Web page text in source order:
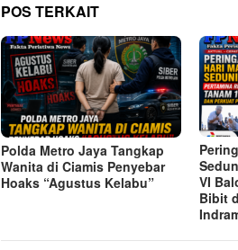
POS TERKAIT
Polda Metro Jaya Tangkap
Wanita di Ciamis Penyebar
Hoaks “Agustus Kelabu”
VI
Bibit